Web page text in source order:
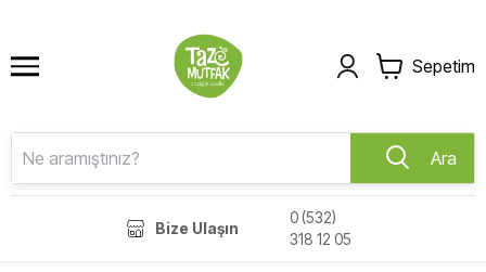
Sepetim
Ara
Bize Ulaşın
0 (532)
318 12 05